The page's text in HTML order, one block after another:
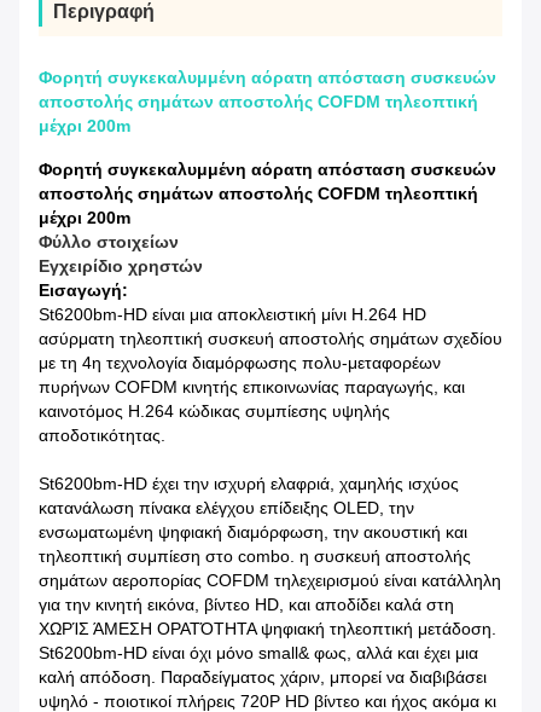
Περιγραφή
Φορητή συγκεκαλυμμένη αόρατη απόσταση συσκευών
αποστολής σημάτων αποστολής COFDM τηλεοπτική
μέχρι 200m
Φορητή συγκεκαλυμμένη αόρατη απόσταση συσκευών
αποστολής σημάτων αποστολής COFDM τηλεοπτική
μέχρι 200m
Φύλλο στοιχείων
Εγχειρίδιο χρηστών
Εισαγωγή:
St6200bm-HD είναι μια αποκλειστική μίνι H.264 HD
ασύρματη τηλεοπτική συσκευή αποστολής σημάτων σχεδίου
με τη 4η τεχνολογία διαμόρφωσης πολυ-μεταφορέων
πυρήνων COFDM κινητής επικοινωνίας παραγωγής, και
καινοτόμος H.264 κώδικας συμπίεσης υψηλής
αποδοτικότητας.
St6200bm-HD έχει την ισχυρή ελαφριά, χαμηλής ισχύος
κατανάλωση πίνακα ελέγχου επίδειξης OLED, την
ενσωματωμένη ψηφιακή διαμόρφωση, την ακουστική και
τηλεοπτική συμπίεση στο combo. η συσκευή αποστολής
σημάτων αεροπορίας COFDM τηλεχειρισμού είναι κατάλληλη
για την κινητή εικόνα, βίντεο HD, και αποδίδει καλά στη
ΧΩΡΊΣ ΆΜΕΣΗ ΟΡΑΤΌΤΗΤΑ ψηφιακή τηλεοπτική μετάδοση.
St6200bm-HD είναι όχι μόνο small& φως, αλλά και έχει μια
καλή απόδοση. Παραδείγματος χάριν, μπορεί να διαβιβάσει
υψηλό - ποιοτικοί πλήρεις 720P HD βίντεο και ήχος ακόμα κι